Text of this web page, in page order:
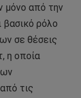
μόνο από την
βασικό ρόλο
σε θέσεις
η οποία
τις